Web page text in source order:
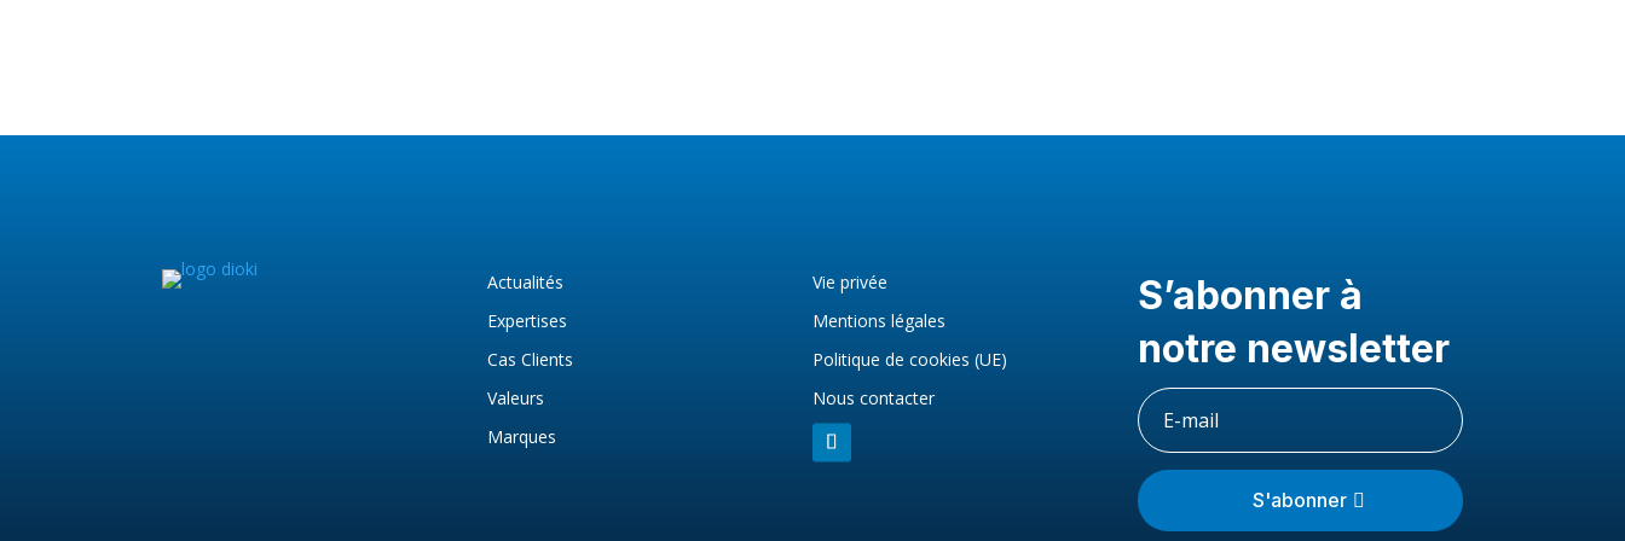
Actualités
Expertises
Cas Clients
Valeurs
Marques
Vie privée
Mentions légales
Politique de cookies (UE)
Nous contacter
S’abonner à
notre newsletter
S'abonner